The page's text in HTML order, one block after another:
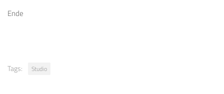
Ende
Tags: Studio